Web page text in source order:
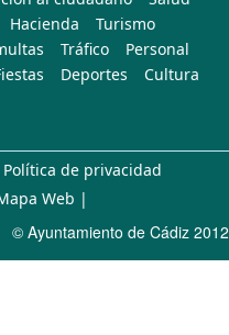
Hacienda
Turismo
Tráfico
Personal
Deportes
Cultura
Política de privacidad
Web |
© Ayuntamiento de Cádiz 2012